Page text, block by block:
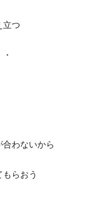
立つ
わないから
らおう